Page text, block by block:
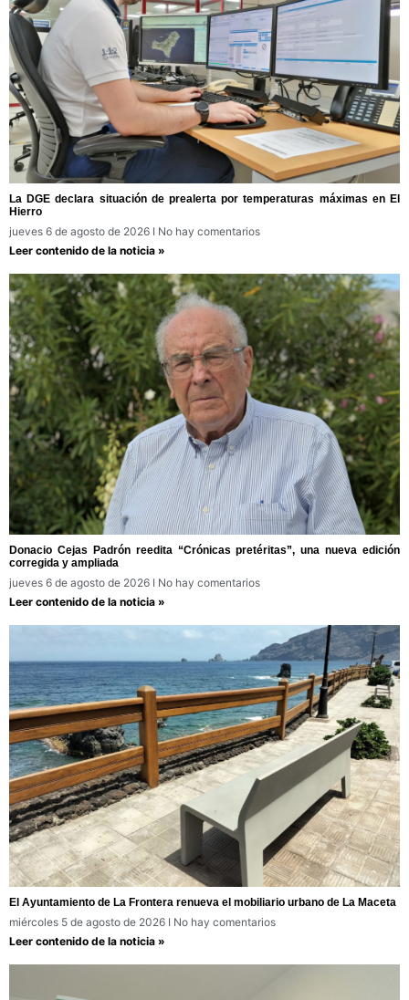
La DGE declara situación de prealerta por temperaturas máximas en El
Hierro
jueves 6 de agosto de 2026
No hay comentarios
Leer contenido de la noticia »
Donacio Cejas Padrón reedita “Crónicas pretéritas”, una nueva edición
corregida y ampliada
jueves 6 de agosto de 2026
No hay comentarios
Leer contenido de la noticia »
El Ayuntamiento de La Frontera renueva el mobiliario urbano de La Maceta
miércoles 5 de agosto de 2026
No hay comentarios
Leer contenido de la noticia »